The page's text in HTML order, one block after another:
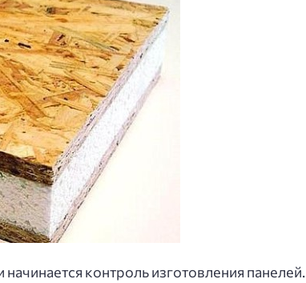
контроль изготовления панелей.